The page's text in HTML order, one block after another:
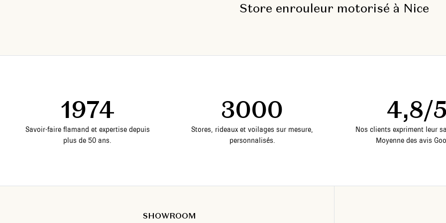
Store enrouleur motorisé à Nice
1974
Savoir-faire flamand et expertise depuis
plus de 50 ans.
3000
Stores, rideaux et voilages sur mesure,
personnalisés.
4,8/
Nos clients expriment leur
Moyenne des avis
SHOWROOM